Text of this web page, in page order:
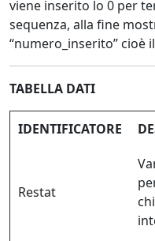
viene inserito lo 0 per
sequenza, alla fine
“numero_inserito” cioè
TABELLA DATI
IDENTIFICATORE
Restat